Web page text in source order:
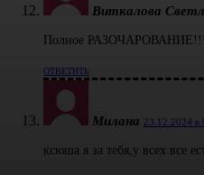
Виткалова
Полное
ОТВЕТИТЬ
Милана 23.12.2024 в
ксюша я за тебя,у всех все